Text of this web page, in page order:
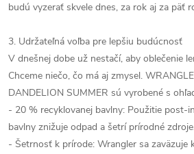
budú vyzerať skvele dnes, za rok aj za päť
3. Udržateľná voľba pre lepšiu budúcnosť
V dnešnej dobe už nestačí, aby oblečenie
Chceme niečo, čo má aj zmysel.
DANDELION SUMMER sú vyrobené s
- 20 % recyklovanej bavlny: Použitie post-
bavlny znižuje odpad a šetrí prírodné
- Šetrnosť k prírode: Wrangler sa zaväzuje